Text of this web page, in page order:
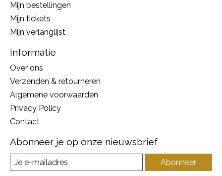
Mijn bestellingen
Mijn tickets
Mijn verlanglijst
Informatie
Over ons
Verzenden & retourneren
Algemene voorwaarden
Privacy Policy
Contact
Abonneer je op onze nieuwsbrief
Abonneer